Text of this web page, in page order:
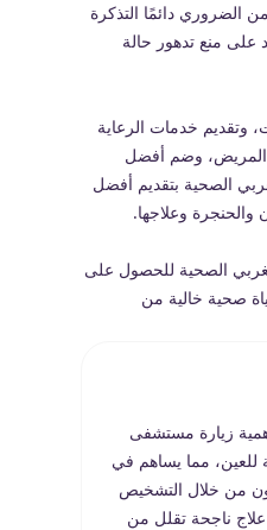
الضروري دائمًا التذكرة
على منع تدهور حالة
وتقديم خدمات الرعاية
المريض، وضم أفضل
الصحية بتقديم أفضل
وعلاجها.
الصحية للحصول على
صحية خالية من
زيارة مستشفى
مما يساهم في
من خلال التشخيص
ناجحة تقلل من